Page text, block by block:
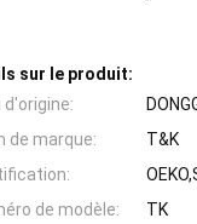
sur le produit:
d'origine:
de marque:
T&K
de modèle:
TK